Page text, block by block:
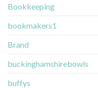
Bookkeeping
bookmakers1
Brand
buckinghamshirebowls
buffys